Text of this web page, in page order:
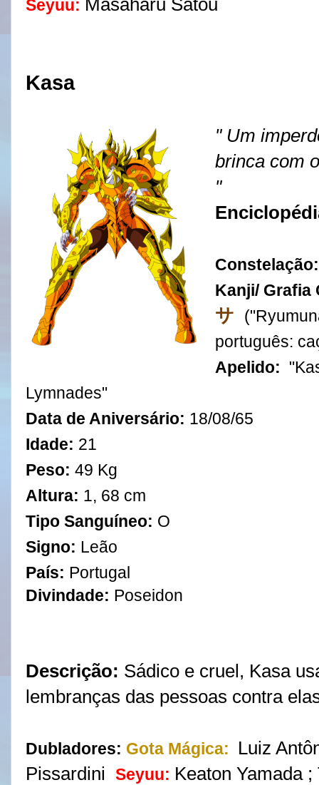
Seyuu: Masaharu Satou
Kasa
" Um
brinca com
"
Constelação:
Kanji/ Grafia
サ ("
português:
Apelido:
Lymnades"
Data de Aniversário: 18/08/65
Idade: 21
Peso: 49 Kg
Altura: 1, 68 cm
Tipo Sanguíneo: O
Signo: Leão
País: Portugal
Divindade: Poseidon
Descrição: Sádico e cruel, Kasa
lembranças das pessoas contra
Dubladores: Gota Mágica:
Luiz
Pissardini Seyuu: Keaton Yamada